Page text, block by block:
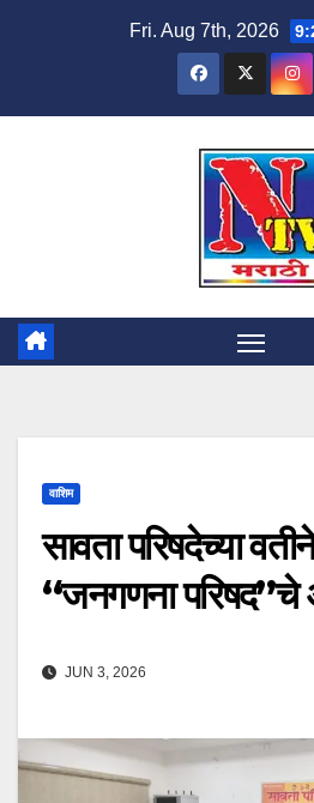
Fri. Aug 7th, 2026
वाशिम
सावता परिषदेच्या
“जनगणना
JUN 3, 2026